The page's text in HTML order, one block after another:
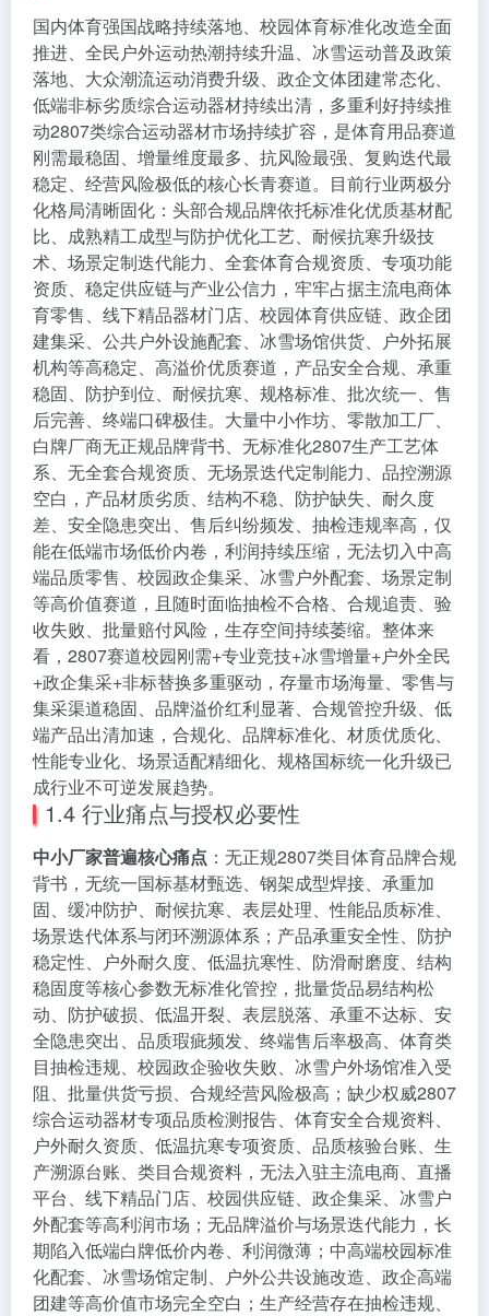
国内体育强国战略持续落地、校园体育标准化改造全面
推进、全民户外运动热潮持续升温、冰雪运动普及政策
落地、大众潮流运动消费升级、政企文体团建常态化、
低端非标劣质综合运动器材持续出清，多重利好持续推
动2807类综合运动器材市场持续扩容，是体育用品赛道
刚需最稳固、增量维度最多、抗风险最强、复购迭代最
稳定、经营风险极低的核心长青赛道。目前行业两极分
化格局清晰固化：头部合规品牌依托标准化优质基材配
比、成熟精工成型与防护优化工艺、耐候抗寒升级技
术、场景定制迭代能力、全套体育合规资质、专项功能
资质、稳定供应链与产业公信力，牢牢占据主流电商体
育零售、线下精品器材门店、校园体育供应链、政企团
建集采、公共户外设施配套、冰雪场馆供货、户外拓展
机构等高稳定、高溢价优质赛道，产品安全合规、承重
稳固、防护到位、耐候抗寒、规格标准、批次统一、售
后完善、终端口碑极佳。大量中小作坊、零散加工厂、
白牌厂商无正规品牌背书、无标准化2807生产工艺体
系、无全套合规资质、无场景迭代定制能力、品控溯源
空白，产品材质劣质、结构不稳、防护缺失、耐久度
差、安全隐患突出、售后纠纷频发、抽检违规率高，仅
能在低端市场低价内卷，利润持续压缩，无法切入中高
端品质零售、校园政企集采、冰雪户外配套、场景定制
等高价值赛道，且随时面临抽检不合格、合规追责、验
收失败、批量赔付风险，生存空间持续萎缩。整体来
看，2807赛道校园刚需+专业竞技+冰雪增量+户外全民
+政企集采+非标替换多重驱动，存量市场海量、零售与
集采渠道稳固、品牌溢价红利显著、合规管控升级、低
端产品出清加速，合规化、品牌标准化、材质优质化、
性能专业化、场景适配精细化、规格国标统一化升级已
成行业不可逆发展趋势。
1.4 行业痛点与授权必要性
中小厂家普遍核心痛点 ：无正规2807类目体育品牌合规
背书，无统一国标基材甄选、钢架成型焊接、承重加
固、缓冲防护、耐候抗寒、表层处理、性能品质标准、
场景迭代体系与闭环溯源体系；产品承重安全性、防护
稳定性、户外耐久度、低温抗寒性、防滑耐磨度、结构
稳固度等核心参数无标准化管控，批量货品易结构松
动、防护破损、低温开裂、表层脱落、承重不达标、安
全隐患突出、品质瑕疵频发、终端售后率极高、体育类
目抽检违规、校园政企验收失败、冰雪户外场馆准入受
阻、批量供货亏损、合规经营风险极高；缺少权威2807
综合运动器材专项品质检测报告、体育安全合规资料、
户外耐久资质、低温抗寒专项资质、品质核验台账、生
产溯源台账、类目合规资料，无法入驻主流电商、直播
平台、线下精品门店、校园供应链、政企集采、冰雪户
外配套等高利润市场；无品牌溢价与场景迭代能力，长
期陷入低端白牌低价内卷、利润微薄；中高端校园标准
化配套、冰雪场馆定制、户外公共设施改造、政企高端
团建等高价值市场完全空白；生产经营存在抽检违规、